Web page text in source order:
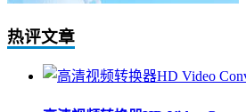
热评文章